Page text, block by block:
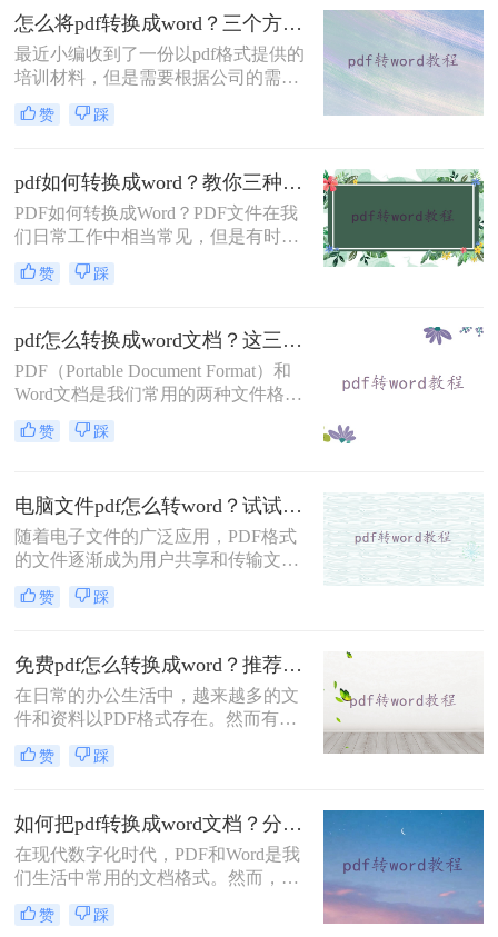
选择PDF格式的内容需要更好的时
候，就会比较麻烦，选择PDF格式的
时候，PDF格式也不是万能的，比如
编辑内容的时候，就会比较麻烦，需
要转换成Word的格式，但是怎么将
pdf转换成word免费需要用PDF转换工
怎么将pdf转换成word？三个方法轻松完成！
最近小编收到了一份以pdf格式提供的
培训材料，但是需要根据公司的需求
进行个性化调整和定制化设计，不能
完全照搬照抄。为了确保培训课程与
就需要将培训材料转换为可编辑的
word格式。小编也有一些能够PDF转
Word的软件，一键就快速解决了文件
格式转换的问题，那如果你不知道怎
么将pdf转换成word，下面小编就开始
分享！
赞 踩
pdf如何转换成word？教你三种好用的方法！
PDF如何转换成Word？PDF文件在我
们日常工作中相当常见，但是有时我
们需要将PDF文件转换为可编辑的
Word文档，以方便我们进行编辑。那
Word文档呢？下面一起看看吧。
赞 踩
pdf怎么转换成word文档？这三个方法轻松实现文档格式转换！
PDF（Portable Document Format）和
Word文档是我们常用的两种文件格
式。有时我们需要将PDF文件转换成
Word文档来编辑或进行其他操作，但
word文档方法，帮助您轻松将PDF文
件转换成可编辑的Word文档。
赞 踩
电脑文件pdf怎么转word？试试下面的几种方法！
随着电子文件的广泛应用，PDF格式
的文件逐渐成为用户共享和传输文件
的首选。然而，有时候我们需要对
PDF文件进行编辑，PDF与Word格式
为大家详细介绍电脑文件pdf怎么转
word的方法。
赞 踩
免费pdf怎么转换成word？推荐这三种方法给你！
在日常的办公生活中，越来越多的文
件和资料以PDF格式存在。然而有时
我们需要对这些PDF文件进行修改、
编辑或重新利用其中的内容，而面对
Word的方法就很重要了。但是大家了
解哪些pdf转word技巧呢？下面就教大
家免费pdf怎么转换成word方法，快来
看看有没有适合你的吧！
赞 踩
如何把pdf转换成word文档？分享三种简单方法~
在现代数字化时代，PDF和Word是我
们生活中常用的文档格式。然而，有
时候我们需要将PDF转换成Word文
档，以方便编辑、更改或重复利用其
赞 踩